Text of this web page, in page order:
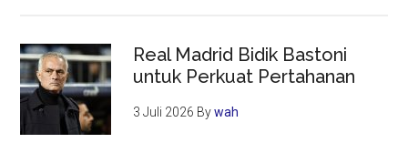
Real Madrid Bidik Bastoni
untuk Perkuat Pertahanan
3 Juli 2026 Bywah